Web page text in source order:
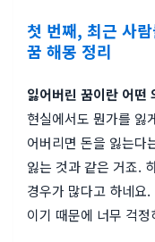
첫 번째, 최근 사
꿈 해몽 정리
잃어버린 꿈이란 어떤
현실에서도 뭔가를 잃
어버리면 돈을 잃는다
잃는 것과 같은 거죠.
경우가 많다고 하네요
이기 때문에 너무 걱